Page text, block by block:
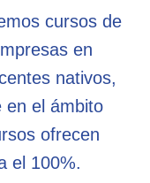
cursos de
en
nativos,
en el ámbito
ofrecen
el 100%.